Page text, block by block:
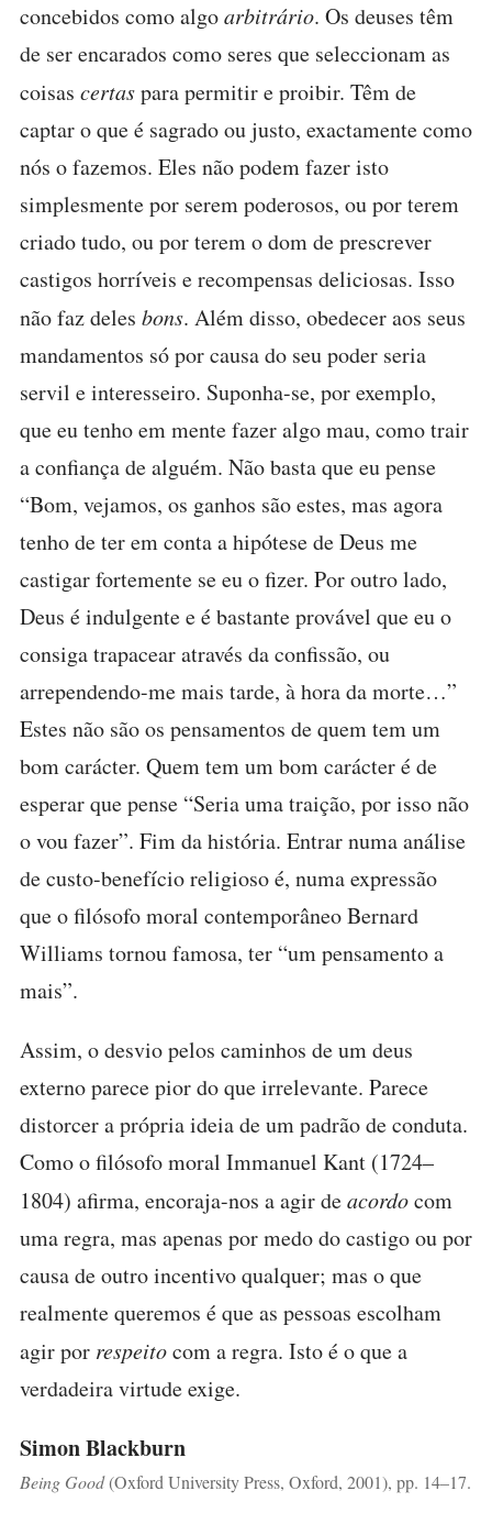
concebidos como algoarbitrário. Os deuses têm
de ser encarados como seres que seleccionam as
coisas certaspara permitir e proibir. Têm de
captar o que é sagrado ou justo, exactamente como
nós o fazemos. Eles não podem fazer isto
simplesmente por serem poderosos, ou por terem
criado tudo, ou por terem o dom de prescrever
castigos horríveis e recompensas deliciosas. Isso
não faz deles bons. Além disso, obedecer aos seus
mandamentos só por causa do seu poder seria
servil e interesseiro. Suponha-se, por exemplo,
que eu tenho em mente fazer algo mau, como trair
a confiança de alguém. Não basta que eu pense
“Bom, vejamos, os ganhos são estes, mas agora
tenho de ter em conta a hipótese de Deus me
castigar fortemente se eu o fizer. Por outro lado,
Deus é indulgente e é bastante provável que eu o
consiga trapacear através da confissão, ou
arrependendo-me mais tarde, à hora da morte…”
Estes não são os pensamentos de quem tem um
bom carácter. Quem tem um bom carácter é de
esperar que pense “Seria uma traição, por isso não
o vou fazer”. Fim da história. Entrar numa análise
de custo-benefício religioso é, numa expressão
que o filósofo moral contemporâneo Bernard
Williams tornou famosa, ter “um pensamento a
mais”.
Assim, o desvio pelos caminhos de um deus
externo parece pior do que irrelevante. Parece
distorcer a própria ideia de um padrão de conduta.
Como o filósofo moral Immanuel Kant (1724–
1804) afirma, encoraja-nos a agir deacordocom
uma regra, mas apenas por medo do castigo ou por
causa de outro incentivo qualquer; mas o que
realmente queremos é que as pessoas escolham
agir por respeitocom a regra. Isto é o que a
verdadeira virtude exige.
Simon Blackburn
Being Good(Oxford University Press, Oxford, 2001), pp. 14–17.